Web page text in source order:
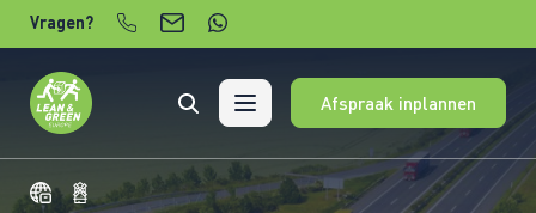
Verder naar content
Vragen?
Afspraak inplannen